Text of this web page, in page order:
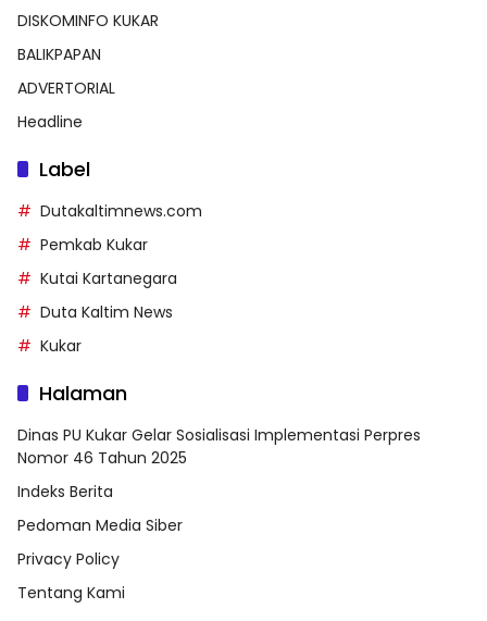
DISKOMINFO KUKAR
BALIKPAPAN
ADVERTORIAL
Headline
Label
Dutakaltimnews.com
Pemkab Kukar
Kutai Kartanegara
Duta Kaltim News
Kukar
Halaman
Dinas PU Kukar Gelar Sosialisasi Implementasi Perpres
Nomor 46 Tahun 2025
Indeks Berita
Pedoman Media Siber
Privacy Policy
Tentang Kami